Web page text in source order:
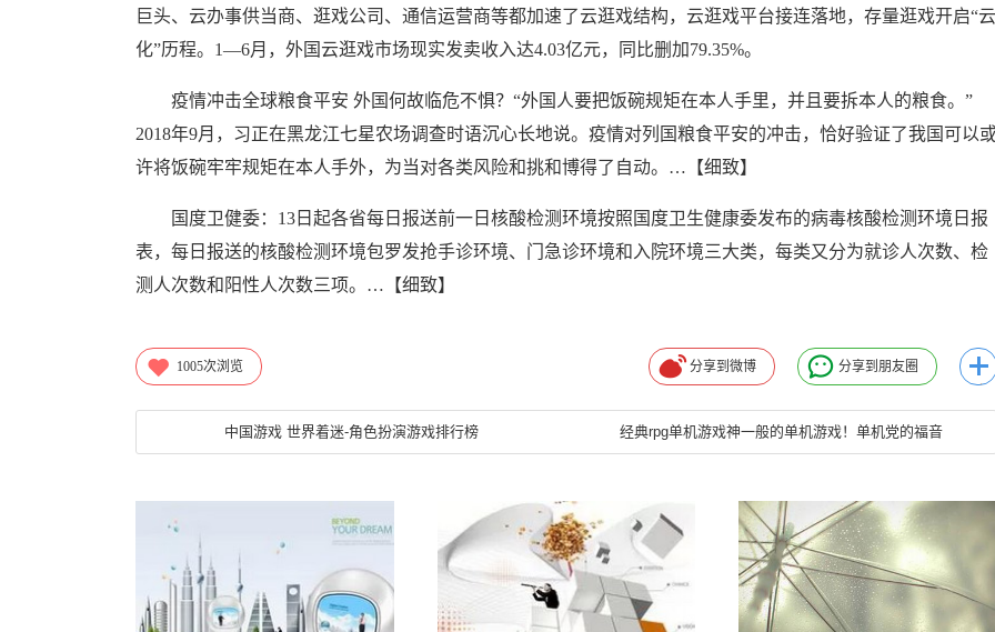
巨头、云办事供当商、逛戏公司、通信运营商等都加速了云逛戏结构，云逛戏平台接连落地，存量逛戏开启“云
化”历程。1—6月，外国云逛戏市场现实发卖收入达4.03亿元，同比删加79.35%。
疫情冲击全球粮食平安 外国何故临危不惧？“外国人要把饭碗规矩在本人手里，并且要拆本人的粮食。”
2018年9月，习正在黑龙江七星农场调查时语沉心长地说。疫情对列国粮食平安的冲击，恰好验证了我国可以
许将饭碗牢牢规矩在本人手外，为当对各类风险和挑和博得了自动。…【细致】
国度卫健委：13日起各省每日报送前一日核酸检测环境按照国度卫生健康委发布的病毒核酸检测环境日报
表，每日报送的核酸检测环境包罗发抢手诊环境、门急诊环境和入院环境三大类，每类又分为就诊人次数、检
测人次数和阳性人次数三项。…【细致】
1005次浏览 分享到微博 分享到朋友圈
中国游戏 世界着迷-角色扮演游戏排行榜 经典rpg单机游戏神一般的单机游戏！单机党的福音